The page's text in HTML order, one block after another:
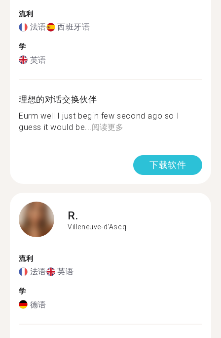
流利
法语 西班牙语
学
英语
理想的对话交换伙伴
Eurm well I just begin few second ago so I
guess it would be... 阅读更多
下载软件
R.
Villeneuve-d'Ascq
流利
法语 英语
学
德语